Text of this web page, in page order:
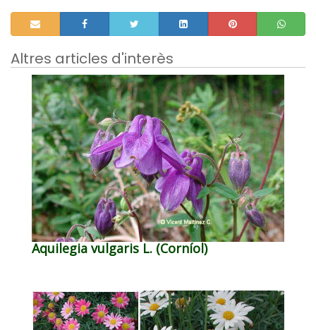
Altres articles d'interès
Aquilegia vulgaris L. (Corníol)